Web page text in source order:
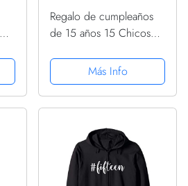
Regalo de cumpleaños
de 15 años 15 Chicos
Más Info